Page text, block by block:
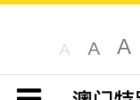
A A A